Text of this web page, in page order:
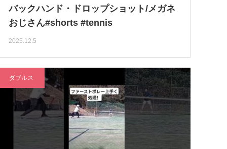
バックハンド・ドロップショット/メガネ
おじさん#shorts #tennis
2025.12.5
ダブルス